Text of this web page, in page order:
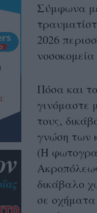
Σύμφωνα
2026
Πόσα και
γινόμαστε
τους,
γνώση των
(H
δικάβαλο
σε οχήματα